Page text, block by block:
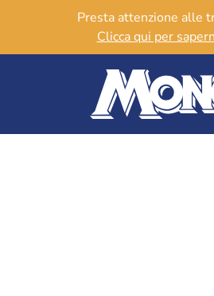
Presta attenzione alle
Clicca qui per